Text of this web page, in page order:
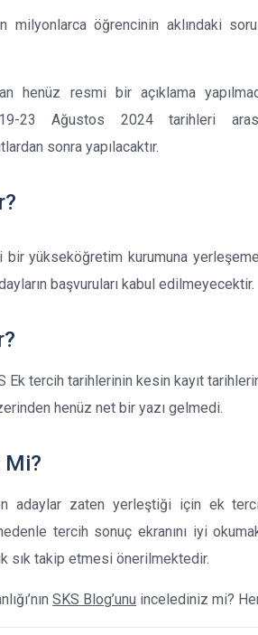
milyonlarca öğrencinin aklındaki soru
henüz resmi bir açıklama
23 Ağustos 2024 tarihleri
sonra yapılacaktır.
bir yükseköğretim kurumuna
başvuruları kabul edilmeyecektir.
tercih tarihlerinin kesin kayıt
henüz net bir yazı gelmedi.
Mi?
adaylar zaten yerleştiği için ek
tercih sonuç ekranını iyi
sık takip etmesi önerilmektedir.
SKS Blog’unu incelediniz mi?